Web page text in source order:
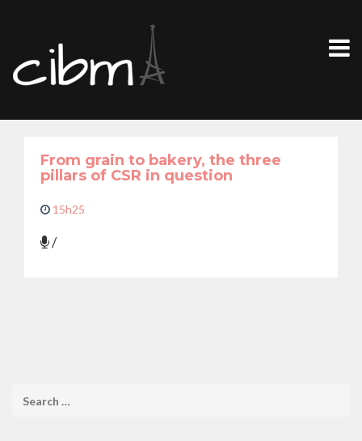
From grain to bakery, the three
pillars of CSR in question
15h25
/